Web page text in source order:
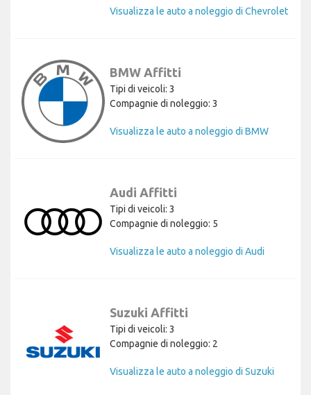
Visualizza le auto a noleggio di Chevrolet
BMW Affitti
Tipi di veicoli: 3
Compagnie di noleggio: 3
Visualizza le auto a noleggio di BMW
Audi Affitti
Tipi di veicoli: 3
Compagnie di noleggio: 5
Visualizza le auto a noleggio di Audi
Suzuki Affitti
Tipi di veicoli: 3
Compagnie di noleggio: 2
Visualizza le auto a noleggio di Suzuki